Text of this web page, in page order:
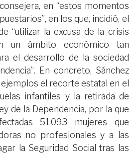
en “estos momentos
en los que, incidió, el
“utilizar la excusa de la crisis
un ámbito económico tan
el desarrollo de la sociedad
En concreto, Sánchez
el recorte estatal en el
infantiles y la retirada de
de la Dependencia, por la que
51.093 mujeres que
no profesionales y a las
la Seguridad Social tras las